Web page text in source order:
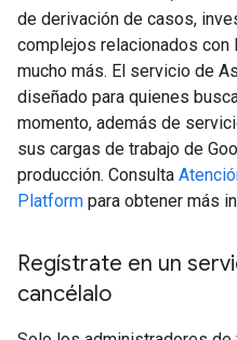
de derivación de casos,
complejos relacionados
mucho más. El servicio de
diseñado para quienes
momento, además de
sus cargas de trabajo de
producción. Consulta
Platform para obtener más
Regístrate en un
cancélalo